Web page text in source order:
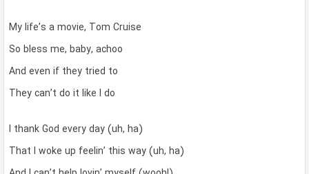
My life’s a movie, Tom Cruise
So bless me, baby, achoo
And even if they tried to
They can’t do it like I do
I thank God every day (uh, ha)
That I woke up feelin’ this way (uh, ha)